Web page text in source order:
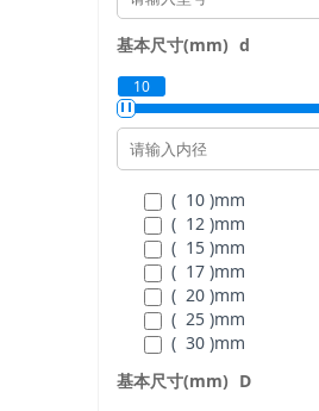
基本尺寸(mm) d
10
( 10 )mm
( 12 )mm
( 15 )mm
( 17 )mm
( 20 )mm
( 25 )mm
( 30 )mm
( 40 )mm
基本尺寸(mm) D